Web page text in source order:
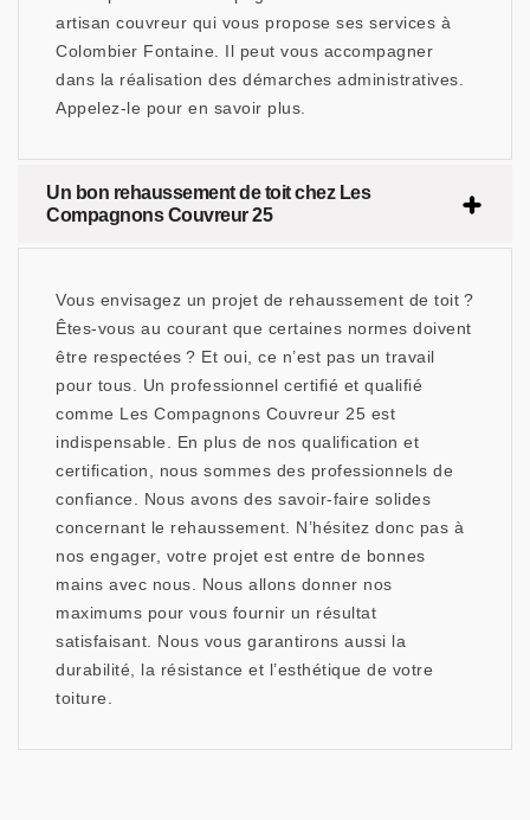
artisan couvreur qui vous propose ses services à
Colombier Fontaine. Il peut vous accompagner
dans la réalisation des démarches administratives.
Appelez-le pour en savoir plus.
Un bon rehaussement de toit chez Les
Compagnons Couvreur 25
Vous envisagez un projet de rehaussement de toit ?
Êtes-vous au courant que certaines normes doivent
être respectées ? Et oui, ce n’est pas un travail
pour tous. Un professionnel certifié et qualifié
comme Les Compagnons Couvreur 25 est
indispensable. En plus de nos qualification et
certification, nous sommes des professionnels de
confiance. Nous avons des savoir-faire solides
concernant le rehaussement. N’hésitez donc pas à
nos engager, votre projet est entre de bonnes
mains avec nous. Nous allons donner nos
maximums pour vous fournir un résultat
satisfaisant. Nous vous garantirons aussi la
durabilité, la résistance et l’esthétique de votre
toiture.